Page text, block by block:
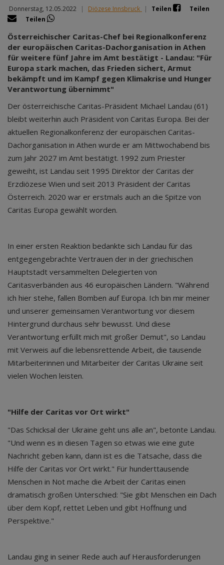
Donnerstag, 12.05.2022 | Diözese Innsbruck | Teilen
Teilen
Teilen
Österreichischer Caritas-Chef bei Regionalkonferenz
der europäischen Caritas-Dachorganisation in Athen
für weitere fünf Jahre im Amt bestätigt - Landau: "Für
Europa stark machen, das Frieden sichert, Armut
bekämpft und im Kampf gegen Klimakrise und Hunger
Verantwortung übernimmt"
Der österreichische Caritas-Präsident Michael Landau (61)
bleibt weiterhin auch Präsident von Caritas Europa. Bei der
aktuellen Regionalkonferenz der europäischen Caritas-
Dachorganisation in Athen wurde er am Mittwochabend bis
zum Jahr 2027 im Amt bestätigt. 1992 zum Priester
geweiht, ist Landau seit 1995 Direktor der Caritas der
Erzdiözese Wien und seit 2013 Präsident der Caritas
Österreich. 2020 war er erstmals auch an die Spitze von
Caritas Europa gewählt worden.
In einer ersten Reaktion bedankte sich Landau für das
entgegengebrachte Vertrauen der in der griechischen
Hauptstadt versammelten Delegierten von
Caritasverbänden aus 46 europäischen Ländern. "Während
ich hier stehe, fallen Bomben auf Europa. Ich bin mir meiner
und unserer gemeinsamen Verantwortung vor diesem
Hintergrund durchaus sehr bewusst. Und diese
Verantwortung erfüllt mich mit großer Demut", so Landau
mit Verweis auf die lebensrettende Arbeit, die tausende
Mitarbeiterinnen und Mitarbeiter der Caritas Ukraine seit
vielen Wochen leisten.
"Hilfe der Caritas vor Ort wirkt"
"Das Schicksal der Ukraine geht uns alle an", betonte Landau.
"Und wenn es in diesen Tagen so etwas wie eine gute
Nachricht geben kann, dann ist es die Tatsache, dass die
Hilfe der Caritas vor Ort wirkt." Für hunderttausende
Menschen in Not mache die Arbeit der Caritas einen
dramatisch großen Unterschied: "Sie gibt Menschen ein Dach
über dem Kopf, rettet Leben und gibt Hoffnung und
Perspektive."
Landau ging in seiner Rede auch auf Herausforderungen